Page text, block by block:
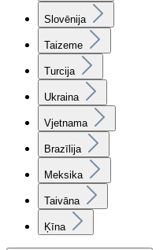
Slovēnija
Taizeme
Turcija
Ukraina
Vjetnama
Brazīlija
Meksika
Taivāna
Ķīna